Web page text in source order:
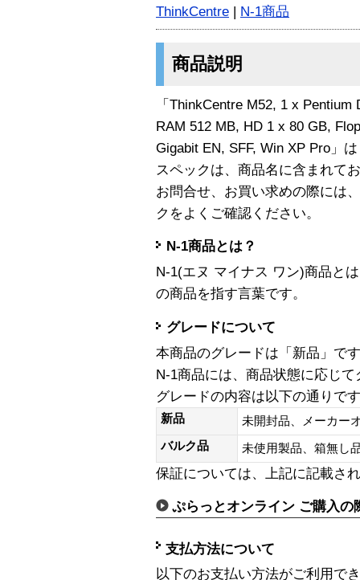
ThinkCentre | N-1商品
商品説明
「ThinkCentre M52, 1 x
RAM 512 MB, HD 1 x 80 GB,
Gigabit EN, SFF, Win XP Pro」
スペックは、商品名に含まれて
お問合せ、お買い求めの際には
クをよくご確認ください。
N-1商品とは？
N-1(エヌ マイナス ワン)商品と
の商品を指す言葉です。
グレードについて
本商品のグレードは「新品」です
N-1商品には、商品状態に応じ
グレードの内容は以下の通りで
新品
未開封品、メーカー
バルク品
未使用製品、箱無
保証については、上記に記載さ
ぷらっとオンライン ご購入の
支払方法について
以下のお支払い方法がご利用で